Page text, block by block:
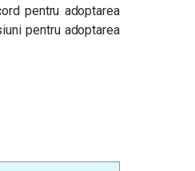
pentru adoptarea
pentru adoptarea